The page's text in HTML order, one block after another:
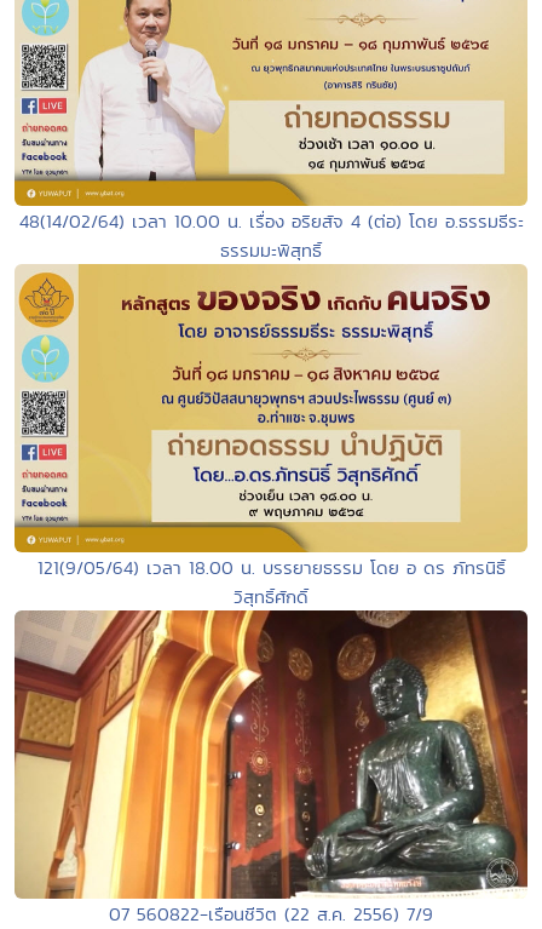
48(14/02/64) เวลา 10.00 น. เรื่อง อริยสัจ 4 (ต่อ) โดย อ.ธรรมธีระ
ธรรมมะพิสุทธิ์
121(9/05/64) เวลา 18.00 น. บรรยายธรรม โดย อ ดร ภัทรนิธิ์
วิสุทธิ์ศักดิ์
07 560822-เรือนชีวิต (22 ส.ค. 2556) 7/9